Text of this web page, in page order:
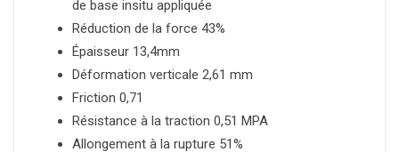
de base insitu appliquée
Réduction de la force 43%
Épaisseur 13,4mm
Déformation verticale 2,61 mm
Friction 0,71
Résistance à la traction 0,51 MPA
Allongement à la rupture 51%